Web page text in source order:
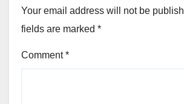
Your email address will not be
fields are marked *
Comment*